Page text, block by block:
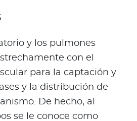
y los pulmones
con el
para la captación y
y la distribución de
De hecho, al
se le conoce como